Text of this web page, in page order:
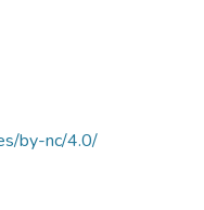
by-nc/4.0/